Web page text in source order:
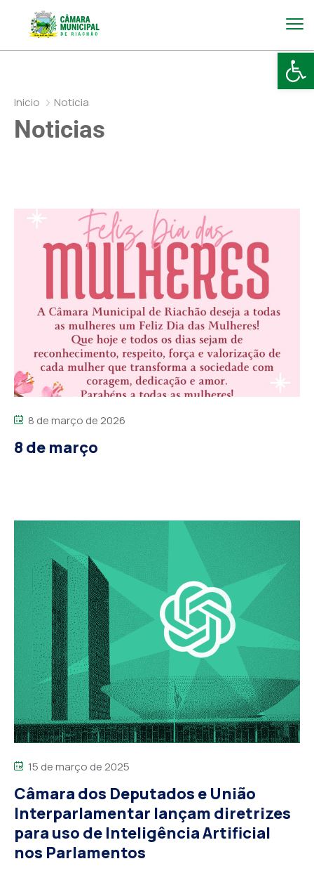
Inicio Noticia
Noticias
8 de março de 2026
8 de março
15 de março de 2025
Câmara dos Deputados e União
Interparlamentar lançam diretrizes
para uso de Inteligência Artificial
nos Parlamentos